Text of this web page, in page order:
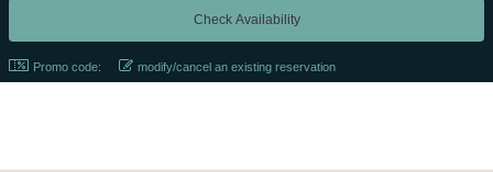
Promo code: modify/cancel an existing reservation